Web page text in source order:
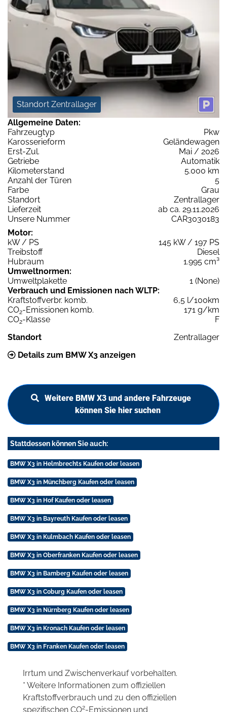
Standort Zentrallager
Allgemeine Daten:
Fahrzeugtyp
Pkw
Karosserieform
Geländewagen
Erst-Zul.
Mai / 2026
Getriebe
Automatik
Kilometerstand
5.000 km
Anzahl der Türen
5
Farbe
Grau
Standort
Zentrallager
Lieferzeit
ab ca. 29.11.2026
Unsere Nummer
CAR3030183
Motor:
kW / PS
145 kW / 197 PS
Treibstoff
Diesel
Hubraum
1.995 cm³
Umweltnormen:
Umweltplakette
1 (None)
Verbrauch und Emissionen nach WLTP:
Kraftstoffverbr. komb.
6,5 l/100km
CO2-Emissionen komb.
171 g/km
CO2-Klasse
F
Standort
Zentrallager
Details zum BMW X3 anzeigen
Weitere BMW X3 und andere Fahrzeuge
können Sie hier suchen
Stattdessen können Sie auch:
BMW X3 in Helmbrechts Kaufen oder leasen
BMW X3 in Münchberg Kaufen oder leasen
BMW X3 in Hof Kaufen oder leasen
BMW X3 in Bayreuth Kaufen oder leasen
BMW X3 in Kulmbach Kaufen oder leasen
BMW X3 in Oberfranken Kaufen oder leasen
BMW X3 in Bamberg Kaufen oder leasen
BMW X3 in Coburg Kaufen oder leasen
BMW X3 in Nürnberg Kaufen oder leasen
BMW X3 in Kronach Kaufen oder leasen
BMW X3 in Franken Kaufen oder leasen
Irrtum und Zwischenverkauf vorbehalten.
* Weitere Informationen zum offiziellen
Kraftstoffverbrauch und zu den offiziellen
spezifischen CO2-Emissionen und